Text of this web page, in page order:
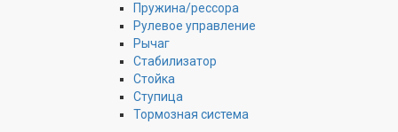
Пружина/рессора
Рулевое управление
Рычаг
Стабилизатор
Стойка
Ступица
Тормозная система